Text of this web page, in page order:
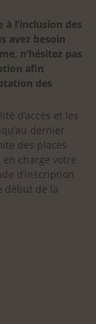
à l’inclusion des
avez besoin
n’hésitez pas
afin
des
d’accès et les
dernier
des places
charge votre
d’inscription
début de la